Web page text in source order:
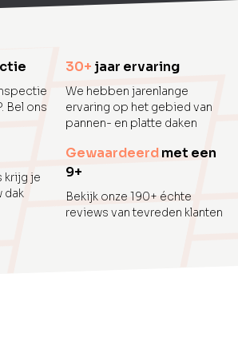
Bel ons
30+ jaar ervaring
We hebben jarenlange
ervaring op het gebied van
pannen- en platte daken
krijg je
dak
Gewaardeerdmet een
9+
Bekijk onze 190+ échte
reviews van tevreden klanten